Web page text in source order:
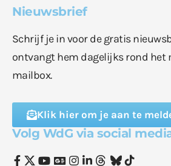
Nieuwsbrief
Schrijf je in voor de gratis
ontvangt hem dagelijks rond het
mailbox.
Klik hier om je aan te
Volg WdG via social